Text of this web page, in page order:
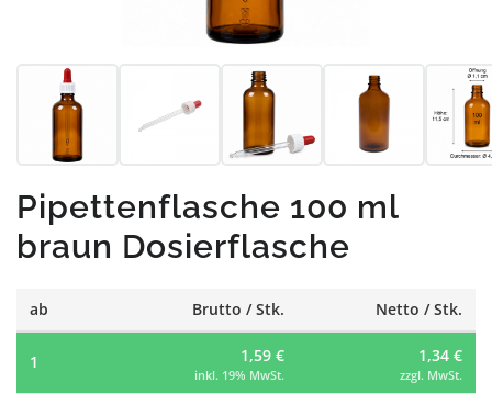
Pipettenflasche 100 ml
braun Dosierflasche
ab Brutto / Stk. Netto / Stk.
1 1,59 €
inkl. 19% MwSt.
1,34 €
zzgl. MwSt.